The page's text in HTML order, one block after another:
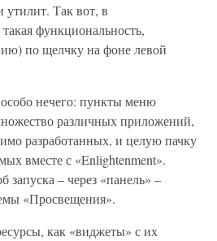
Так вот, в
функциональность,
по щелчку на фоне левой
нечего: пункты меню
различных приложений,
разработанных, и целую пачку
вместе с «Enlightenment».
запуска – через «панель» –
«Просвещения».
как «виджеты» с их